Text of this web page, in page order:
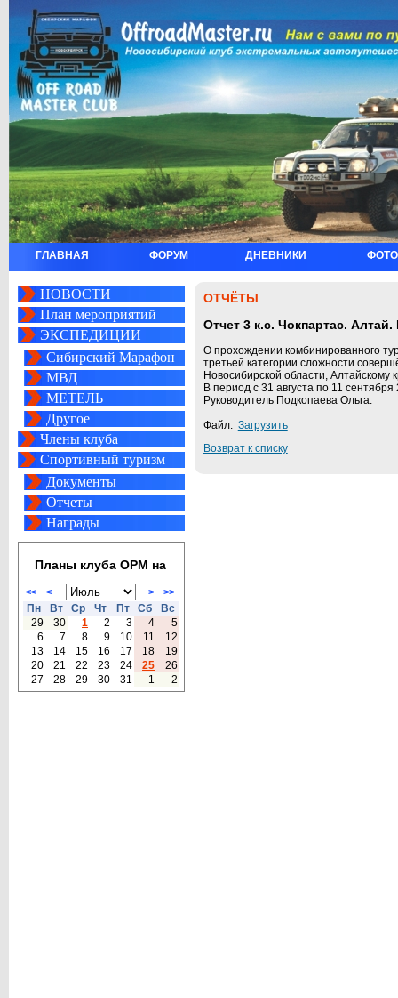
ГЛАВНАЯ ФОРУМ ДНЕВНИКИ ФОТО
НОВОСТИ
План мероприятий
ЭКСПЕДИЦИИ
Сибирский Марафон
МВД
МЕТЕЛЬ
Другое
Члены клуба
Спортивный туризм
Документы
Отчеты
Награды
Планы клуба ОРМ на
<< < > >>
Пн Вт Ср Чт Пт Сб
Вс
29
30 1 2 3 4
5
6
7 8 9 10 11
12
13
14 15 16 17 18
19
20
21 22 23 24 25
26
27
28 29 30 31 1 2
ОТЧЁТЫ
Отчет 3 к.с. Чокпартас.
О прохождении комбинированного
третьей категории сложности
Новосибирской области, Алтайскому
В период с 31 августа по 11 сентября
Руководитель Подкопаева Ольга.
Файл: Загрузить
Возврат к списку